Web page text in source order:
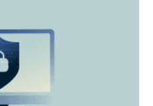
yaşanan zorluklar
yolları